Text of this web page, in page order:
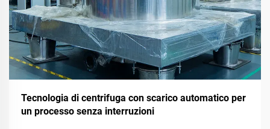
Tecnologia di centrifuga con scarico automatico per
un processo senza interruzioni